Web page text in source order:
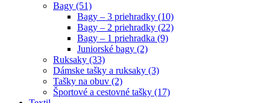
Bagy (51)
Bagy – 3 priehradky (10)
Bagy – 2 priehradky (22)
Bagy – 1 priehradka (9)
Juniorské bagy (2)
Ruksaky (33)
Dámske tašky a ruksaky (3)
Tašky na obuv (2)
Športové a cestovné tašky (17)